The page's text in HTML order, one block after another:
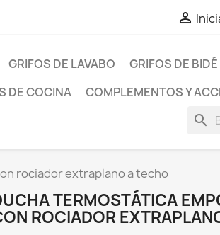

GRIFOS DE LAVABO GRIFOS DE BIDÉ
DE COCINA COMPLEMENTOS Y
search
rociador extraplano a techo
TERMOSTÁTICA
ROCIADOR